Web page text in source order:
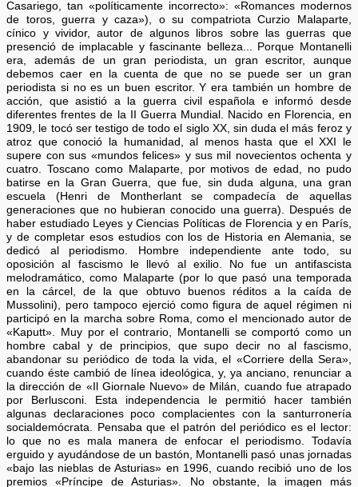
Casariego, tan «políticamente incorrecto»: «Romances modernos
de toros, guerra y caza»), o su compatriota Curzio Malaparte,
cínico y vividor, autor de algunos libros sobre las guerras que
presenció de implacable y fascinante belleza... Porque Montanelli
era, además de un gran periodista, un gran escritor, aunque
debemos caer en la cuenta de que no se puede ser un gran
periodista si no es un buen escritor. Y era también un hombre de
acción, que asistió a la guerra civil española e informó desde
diferentes frentes de la II Guerra Mundial. Nacido en Florencia, en
1909, le tocó ser testigo de todo el siglo XX, sin duda el más feroz y
atroz que conoció la humanidad, al menos hasta que el XXI le
supere con sus «mundos felices» y sus mil novecientos ochenta y
cuatro. Toscano como Malaparte, por motivos de edad, no pudo
batirse en la Gran Guerra, que fue, sin duda alguna, una gran
escuela (Henri de Montherlant se compadecía de aquellas
generaciones que no hubieran conocido una guerra). Después de
haber estudiado Leyes y Ciencias Políticas de Florencia y en París,
y de completar esos estudios con los de Historia en Alemania, se
dedicó al periodismo. Hombre independiente ante todo, su
oposición al fascismo le llevó al exilio. No fue un antifascista
melodramático, como Malaparte (por lo que pasó una temporada
en la cárcel, de la que obtuvo buenos réditos a la caída de
Mussolini), pero tampoco ejerció como figura de aquel régimen ni
participó en la marcha sobre Roma, como el mencionado autor de
«Kaputt». Muy por el contrario, Montanelli se comportó como un
hombre cabal y de principios, que supo decir no al fascismo,
abandonar su periódico de toda la vida, el «Corriere della Sera»,
cuando éste cambió de línea ideológica, y, ya anciano, renunciar a
la dirección de «Il Giornale Nuevo» de Milán, cuando fue atrapado
por Berlusconi. Esta independencia le permitió hacer también
algunas declaraciones poco complacientes con la santurronería
socialdemócrata. Pensaba que el patrón del periódico es el lector:
lo que no es mala manera de enfocar el periodismo. Todavía
erguido y ayudándose de un bastón, Montanelli pasó unas jornadas
«bajo las nieblas de Asturias» en 1996, cuando recibió uno de los
premios «Príncipe de Asturias». No obstante, la imagen más